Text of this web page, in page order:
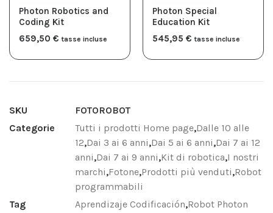
Photon Robotics and
Coding Kit
659,50 € tasse incluse
Photon Special
Education Kit
545,95 € tasse incluse
SKU
FOTOROBOT
Categorie
Tutti i prodotti Home page,Dalle 10 alle
12,Dai 3 ai 6 anni,Dai 5 ai 6 anni,Dai 7 ai 12
anni,Dai 7 ai 9 anni,Kit di robotica,I nostri
marchi,Fotone,Prodotti più venduti,Robot
programmabili
Tag
Aprendizaje Codificación,Robot Photon